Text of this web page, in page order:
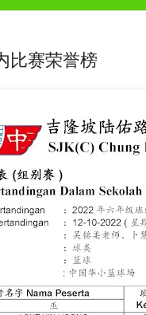
比赛荣誉榜